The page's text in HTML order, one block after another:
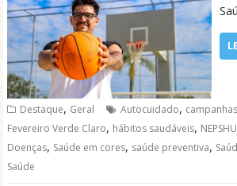
Destaque, Geral Autocuidado,
Fevereiro Verde Claro, hábitos saudáveis, NEPSHU
Doenças, Saúde em cores, saúde preventiva,
Saúde